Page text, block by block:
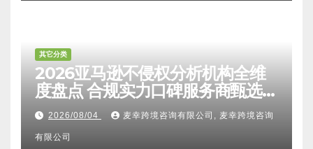
其它分类
2026亚马逊不侵权分析机构全维
度盘点 合规实力口碑服务商甄选
附跨境卖家避坑FAQ全指南
2026/08/04 麦幸跨境咨询有限公司, 麦幸跨境咨询
有限公司